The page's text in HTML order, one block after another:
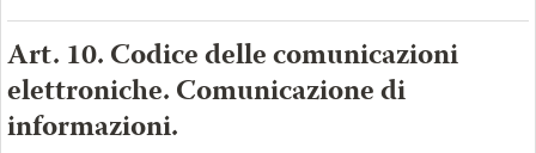
Art. 10. Codice delle comunicazioni
elettroniche. Comunicazione di
informazioni.